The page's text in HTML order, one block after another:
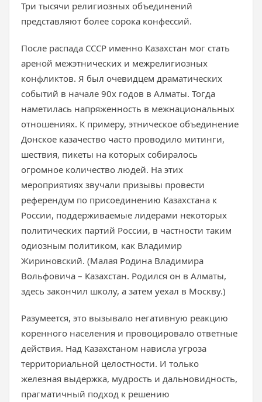
Три тысячи религиозных объединений
представляют более сорока конфессий.
После распада СССР именно Казахстан мог стать
ареной межэтнических и межрелигиозных
конфликтов. Я был очевидцем драматических
событий в начале 90х годов в Алматы. Тогда
наметилась напряженность в межнациональных
отношениях. К примеру, этническое объединение
Донское казачество часто проводило митинги,
шествия, пикеты на которых собиралось
огромное количество людей. На этих
мероприятиях звучали призывы провести
референдум по присоединению Казахстана к
России, поддерживаемые лидерами некоторых
политических партий России, в частности таким
одиозным политиком, как Владимир
Жириновский. (Малая Родина Владимира
Вольфовича – Казахстан. Родился он в Алматы,
здесь закончил школу, а затем уехал в Москву.)
Разумеется, это вызывало негативную реакцию
коренного населения и провоцировало ответные
действия. Над Казахстаном нависла угроза
территориальной целостности. И только
железная выдержка, мудрость и дальновидность,
прагматичный подход к решению